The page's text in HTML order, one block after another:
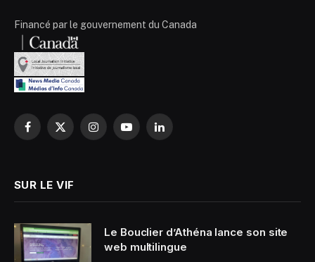
Financé par le gouvernement du Canada
Facebook
X
InstagramYouTubeLinkedIn
SUR LE VIF
Le Bouclier d’Athéna lance son site
web multilingue